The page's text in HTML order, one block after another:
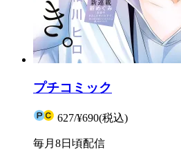
プチコミック
627/¥690(税込)
毎月8日頃配信